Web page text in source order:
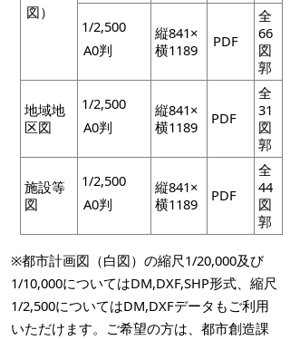
図）
1/2,500
A0判
縦841×
横1189
PDF
全
66
図
郭
地域地
区図
1/2,500
A0判
縦841×
横1189
PDF
全
31
図
郭
施設等
図
1/2,500
A0判
縦841×
横1189
PDF
全
44
図
郭
※都市計画図（白図）の縮尺1/20,000及び
1/10,000についてはDM,DXF,SHP形式、縮尺
1/2,500についてはDM,DXFデータもご利用
いただけます。ご希望の方は、都市創造課